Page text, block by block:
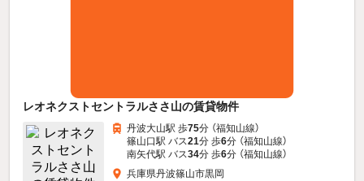
レオネクストセントラルささ山の賃貸物件
丹波大山駅 歩75分 （福知山線）
篠山口駅 バス21分 歩6分 （福知山線）
南矢代駅 バス34分 歩6分 （福知山線）
兵庫県丹波篠山市黒岡